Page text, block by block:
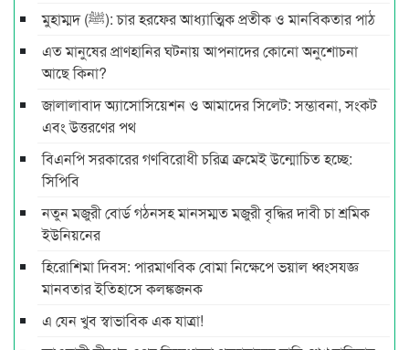
মুহাম্মদ (ﷺ): চার হরফের আধ্যাত্মিক প্রতীক ও মানবিকতার পাঠ
এত মানুষের প্রাণহানির ঘটনায় আপনাদের কোনো অনুশোচনা
আছে কিনা?
জালালাবাদ অ্যাসোসিয়েশন ও আমাদের সিলেট: সম্ভাবনা, সংকট
এবং উত্তরণের পথ
বিএনপি সরকারের গণবিরোধী চরিত্র ক্রমেই উন্মোচিত হচ্ছে:
সিপিবি
নতুন মজুরী বোর্ড গঠনসহ মানসম্মত মজুরী বৃদ্ধির দাবী চা শ্রমিক
ইউনিয়নের
হিরোশিমা দিবস: পারমাণবিক বোমা নিক্ষেপে ভয়াল ধ্বংসযজ্ঞ
মানবতার ইতিহাসে কলঙ্কজনক
এ যেন খুব স্বাভাবিক এক যাত্রা!